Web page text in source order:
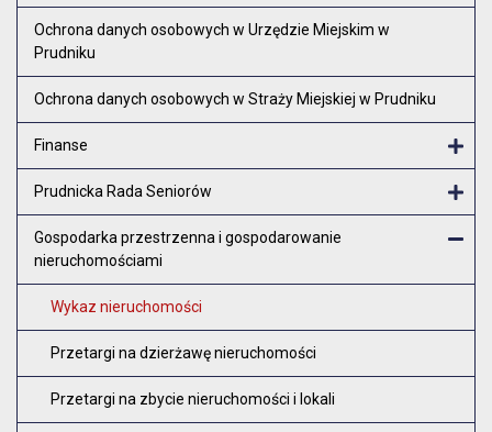
Ochrona danych osobowych w Urzędzie Miejskim w
Prudniku
Ochrona danych osobowych w Straży Miejskiej w Prudniku
Finanse
Prudnicka Rada Seniorów
Gospodarka przestrzenna i gospodarowanie
nieruchomościami
Wykaz nieruchomości
Przetargi na dzierżawę nieruchomości
Przetargi na zbycie nieruchomości i lokali